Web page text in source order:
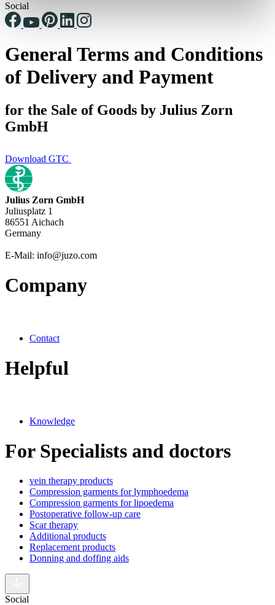
Social
General Terms and Conditions
of Delivery and Payment
for the Sale of Goods by Julius Zorn
GmbH
Download GTC
Julius Zorn GmbH
Juliusplatz 1
86551 Aichach
Germany
E-Mail: info@juzo.com
Company
Contact
Helpful
Knowledge
For Specialists and doctors
vein therapy products
Compression garments for lymphoedema
Compression garments for lipoedema
Postoperative follow-up care
Scar therapy
Additional products
Replacement products
Donning and doffing aids
Social